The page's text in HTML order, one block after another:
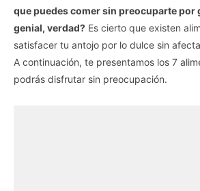
que puedes comer sin preocuparte por
genial, verdad? Es cierto que existen
satisfacer tu antojo por lo dulce sin
A continuación, te presentamos los 7
podrás disfrutar sin preocupación.